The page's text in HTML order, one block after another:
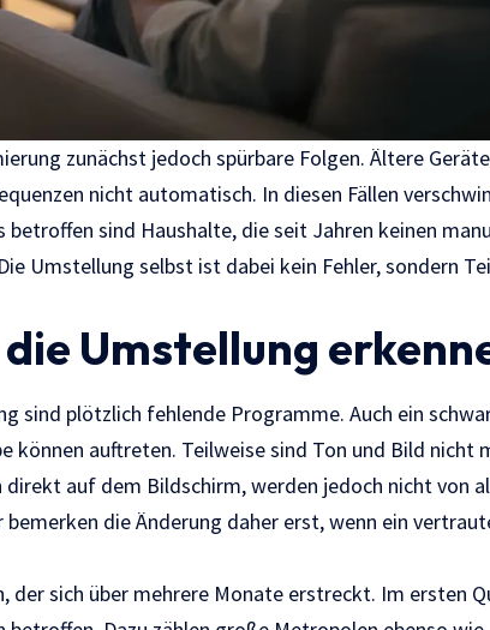
zunächst jedoch spürbare Folgen. Ältere
nicht automatisch. In diesen Fällen
sind Haushalte, die seit Jahren keinen
Umstellung selbst ist dabei kein Fehler, sondern
Umstellung
sind plötzlich fehlende Programme. Auch ein
können auftreten. Teilweise sind Ton und Bild nicht
auf dem Bildschirm, werden jedoch nicht von
die Änderung daher erst, wenn ein
sich über mehrere Monate erstreckt. Im ersten